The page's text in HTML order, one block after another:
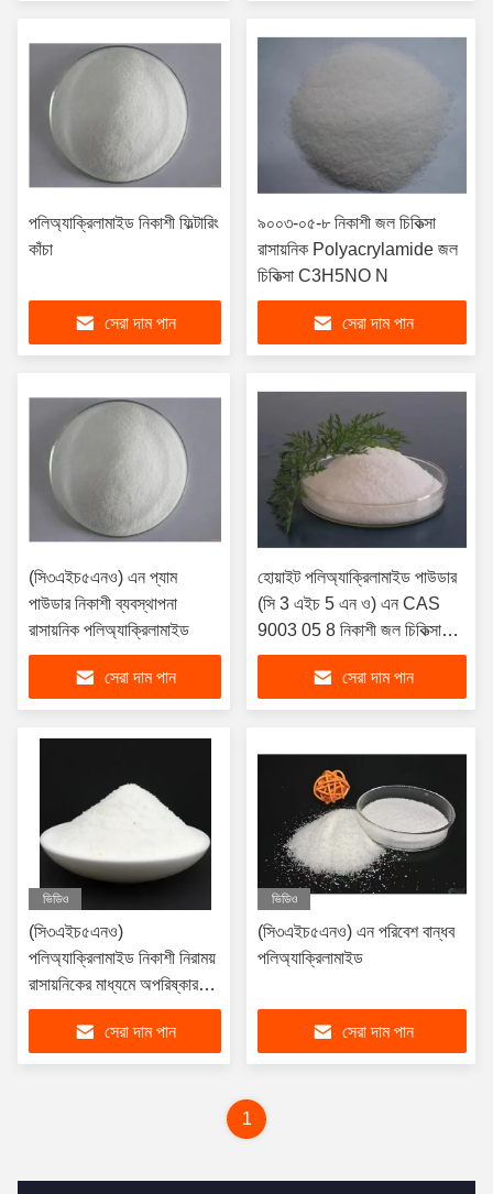
পলিঅ্যাক্রিলামাইড নিকাশী ফিল্টারিং
কাঁচা
সেরা দাম পান
৯০০৩-০৫-৮ নিকাশী জল চিকিত্সা
রাসায়নিক Polyacrylamide জল
চিকিত্সা C3H5NO N
সেরা দাম পান
(সি৩এইচ৫এনও) এন প্যাম
পাউডার নিকাশী ব্যবস্থাপনা
রাসায়নিক পলিঅ্যাক্রিলামাইড
সেরা দাম পান
হোয়াইট পলিঅ্যাক্রিলামাইড পাউডার
(সি 3 এইচ 5 এন ও) এন CAS
9003 05 8 নিকাশী জল চিকিত্সা
রাসায়নিক
সেরা দাম পান
ভিডিও
(সি৩এইচ৫এনও)
পলিঅ্যাক্রিলামাইড নিকাশী নিরাময়
রাসায়নিকের মাধ্যমে অপরিষ্কারগুলি
কার্যকরভাবে অপসারণ করুন
সেরা দাম পান
ভিডিও
(সি৩এইচ৫এনও) এন পরিবেশ বান্ধব
পলিঅ্যাক্রিলামাইড
সেরা দাম পান
1